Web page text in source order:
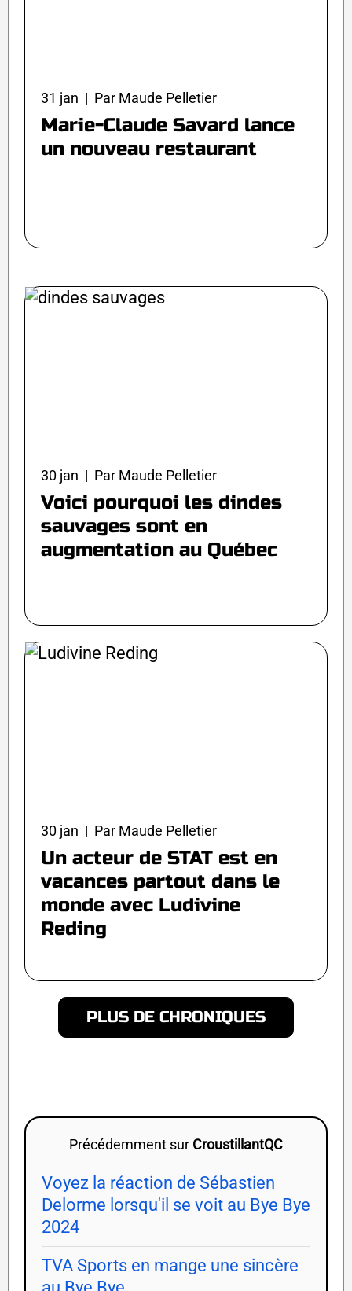
31 jan | Par Maude Pelletier
Marie-Claude Savard lance
un nouveau restaurant
30 jan | Par Maude Pelletier
Voici pourquoi les dindes
sauvages sont en
augmentation au Québec
30 jan | Par Maude Pelletier
Un acteur de STAT est en
vacances partout dans le
monde avec Ludivine
Reding
PLUS DE CHRONIQUES
Précédemment sur CroustillantQC
Voyez la réaction de Sébastien
Delorme lorsqu'il se voit au Bye Bye
2024
TVA Sports en mange une sincère